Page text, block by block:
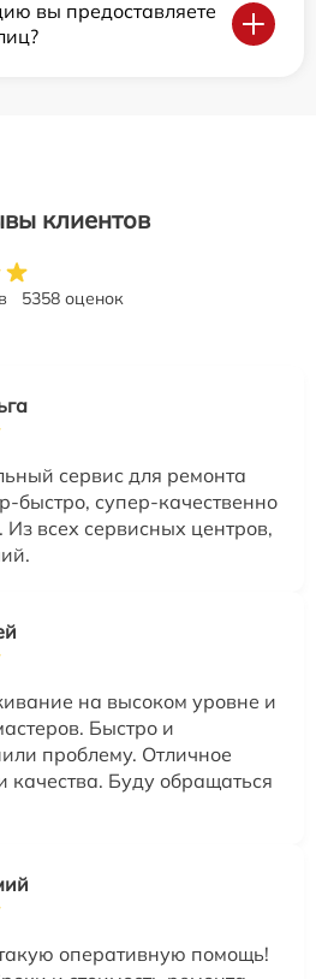
вы предоставляете
клиентов
5358 оценок
сервис для ремонта
быстро, супер-качественно
всех сервисных центров,
на высоком уровне и
Быстро и
проблему. Отличное
качества. Буду обращаться
оперативную помощь!